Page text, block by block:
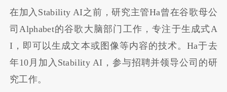
在加入Stability AI之前，研究主管Ha曾在谷歌母公
司Alphabet的谷歌大脑部门工作，专注于生成式A
I，即可以生成文本或图像等内容的技术。Ha于去
年10月加入Stability AI，参与招聘并领导公司的研
究工作。